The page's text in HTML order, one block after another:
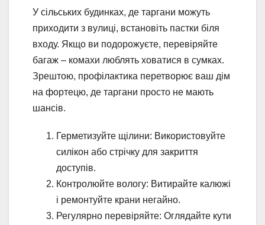
У сільських будинках, де таргани можуть
приходити з вулиці, встановіть пастки біля
входу. Якщо ви подорожуєте, перевіряйте
багаж – комахи люблять ховатися в сумках.
Зрештою, профілактика перетворює ваш дім
на фортецю, де таргани просто не мають
шансів.
Герметизуйте щілини: Використовуйте
силікон або стрічку для закриття
доступів.
Контролюйте вологу: Витирайте калюжі
і ремонтуйте крани негайно.
Регулярно перевіряйте: Оглядайте кути